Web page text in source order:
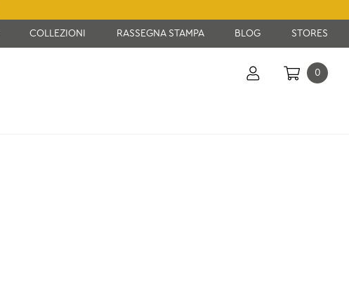
COLLEZIONI RASSEGNA STAMPA BLOG STORES
0